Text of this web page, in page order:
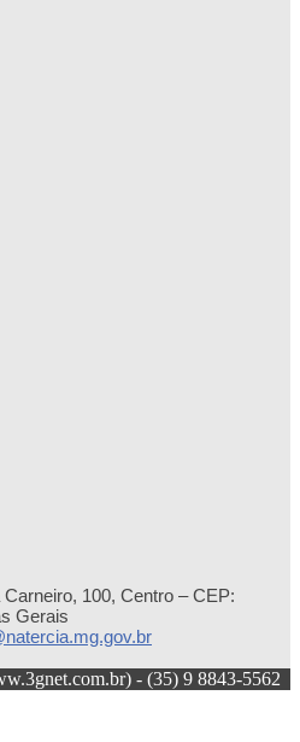
100, Centro – CEP:
Gerais
- (35) 9 8843-5562